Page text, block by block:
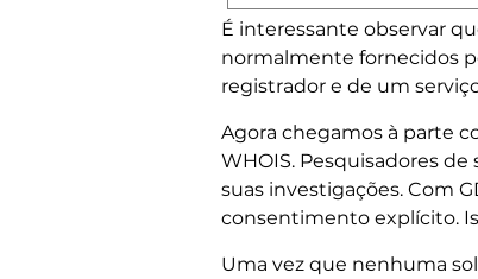
É interessante observar
normalmente fornecidos
registrador e de um
Agora chegamos à parte
WHOIS. Pesquisadores
suas investigações. Com
consentimento explícito.
Uma vez que nenhuma